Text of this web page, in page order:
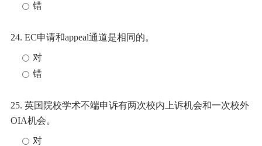
错
24. EC申请和appeal通道是相同的。
对
错
25. 英国院校学术不端申诉有两次校内上诉机会和一次校外
OIA机会。
对